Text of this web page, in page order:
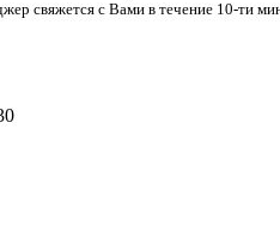
свяжется с Вами в течение 10-ти